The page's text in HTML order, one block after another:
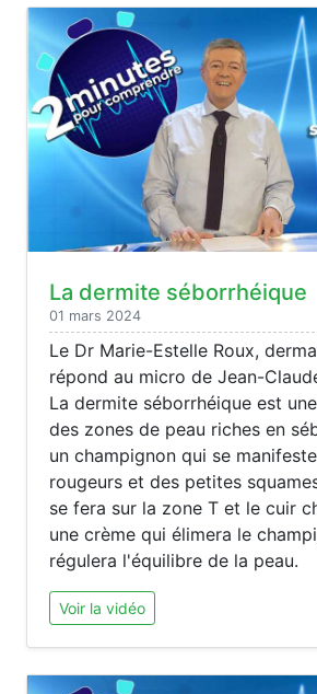
La dermite séborrhéique
01 mars 2024
Le Dr Marie-Estelle Roux,
répond au micro de Jean-
La dermite séborrhéique est
des zones de peau riches en
un champignon qui se
rougeurs et des petites
se fera sur la zone T et le cuir
une crème qui élimera le
régulera l'équilibre de la peau.
Voir la vidéo